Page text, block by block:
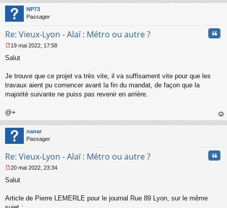
NP73
Passager
Re: Vieux-Lyon - Alaï : Métro ou autre ?
e
s
g
e
o
n
l
u
19 mai 2022, 17:58
Salut
Je trouve que ce projet va très vite, il va suffisament vite pour que les
travaux aient pu comencer avant la fin du mandat, de façon que la
majorité suivante ne puiss pas revenir en arrière.
@+
au
nanar
Passager
Re: Vieux-Lyon - Alaï : Métro ou autre ?
e
s
a
20 mai 2022, 23:34
Salut
Article de Pierre LEMERLE pour le journal Rue 89 Lyon, sur le même